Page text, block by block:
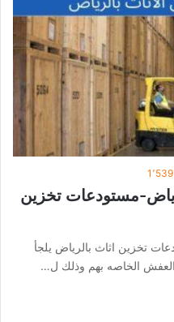
1٬539
مستودعات تخزين
تخزين اثاث بالرياض يلجأ
الخاصه بهم وذلك ل…